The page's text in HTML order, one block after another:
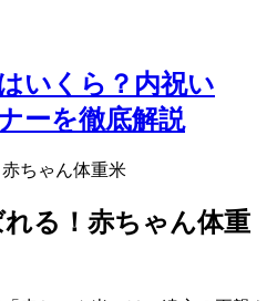
いくら？内祝い
ーを徹底解説
る！赤ちゃん体重